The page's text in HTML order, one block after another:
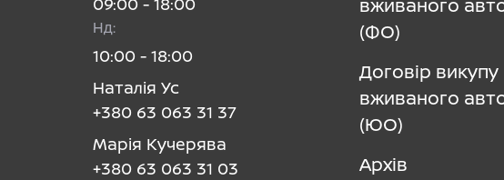
Нд:
10:00 - 18:00
Наталія Ус
+380 63 063 31 37
Марія Кучерява
+380 63 063 31 03
(ФО)
Договір викупу
вживаного
(ЮО)
Архів